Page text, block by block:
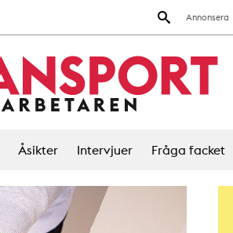
Annonsera
Åsikter Intervjuer Fråga facket